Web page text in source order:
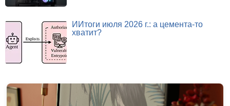
ИИтоги июля 2026 г.: а цемента-то
хватит?